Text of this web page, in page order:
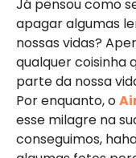
Já pensou como
apagar algumas
nossas vidas?
qualquer coisinha
parte da nossa
Por enquanto, o
esse milagre na
conseguimos,